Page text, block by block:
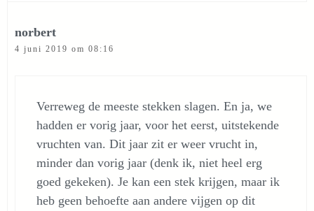
norbert
4 juni 2019 om 08:16
Verreweg de meeste stekken slagen. En ja, we
hadden er vorig jaar, voor het eerst, uitstekende
vruchten van. Dit jaar zit er weer vrucht in,
minder dan vorig jaar (denk ik, niet heel erg
goed gekeken). Je kan een stek krijgen, maar ik
heb geen behoefte aan andere vijgen op dit